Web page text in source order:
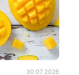
30.07.2026